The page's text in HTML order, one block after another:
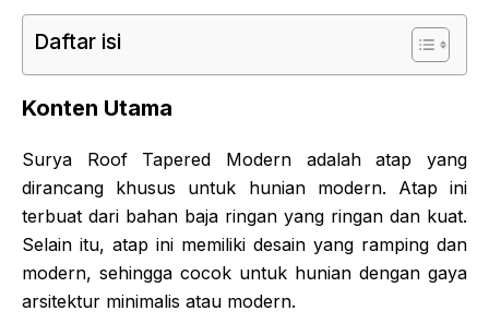
Daftar isi
Konten Utama
Surya Roof Tapered Modern adalah atap yang
dirancang khusus untuk hunian modern. Atap ini
terbuat dari bahan baja ringan yang ringan dan kuat.
Selain itu, atap ini memiliki desain yang ramping dan
modern, sehingga cocok untuk hunian dengan gaya
arsitektur minimalis atau modern.